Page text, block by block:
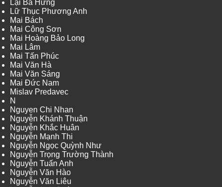
Lại Bá Hưng
Lữ Thục Phương Anh
Mai Bách
Mai Công Sơn
Mai Hoàng Bảo Long
Mai Lâm
Mai Tấn Phúc
Mai Văn Hà
Mai Văn Sáng
Mai Đức Nam
Mislav Predavec
N
Nguyen Chi Nhan
Nguyễn Khánh Thuận
Nguyễn Khắc Huân
Nguyễn Mạnh Thi
Nguyễn Ngọc Quỳnh Như
Nguyễn Trọng Trường Thành
Nguyễn Tuấn Anh
Nguyễn Văn Hào
Nguyễn Văn Liêu